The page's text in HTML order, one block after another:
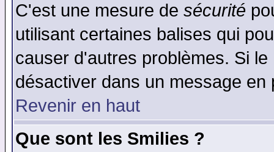
C'est une mesure de sécurité
utilisant certaines balises qui
causer d'autres problèmes. Si
désactiver dans un message
Revenir en haut
Que sont les Smilies ?